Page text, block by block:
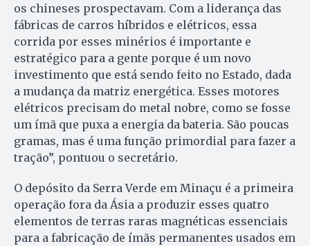
os chineses prospectavam. Com a liderança das
fábricas de carros híbridos e elétricos, essa
corrida por esses minérios é importante e
estratégico para a gente porque é um novo
investimento que está sendo feito no Estado, dada
a mudança da matriz energética. Esses motores
elétricos precisam do metal nobre, como se fosse
um ímã que puxa a energia da bateria. São poucas
gramas, mas é uma função primordial para fazer a
tração”, pontuou o secretário.
O depósito da Serra Verde em Minaçu é a primeira
operação fora da Ásia a produzir esses quatro
elementos de terras raras magnéticas essenciais
para a fabricação de ímãs permanentes usados em